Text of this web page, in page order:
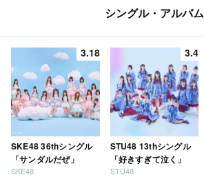
シングル・アルバム
3.18
SKE48 36thシングル
「サンダルだぜ」
SKE48
3.4
STU48 13thシングル
「好きすぎて泣く」
STU48